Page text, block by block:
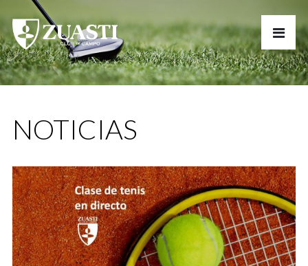
NOTICIAS